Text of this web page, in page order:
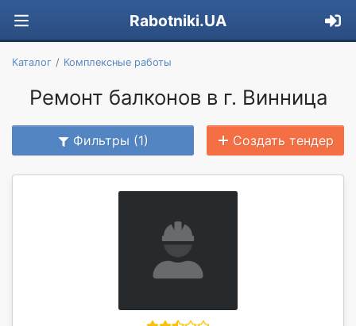
Rabotniki.UA
Каталог Комплексные работы
Ремонт балконов в г. Винница
Фильтры (1) Создать тендер